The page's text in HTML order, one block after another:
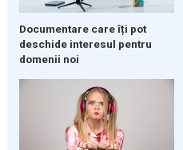
Documentare care îți pot
deschide interesul pentru
domenii noi